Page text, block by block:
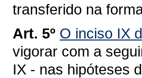
transferido na
Art. 5º O inciso IX
vigorar com a
IX - nas hipóteses